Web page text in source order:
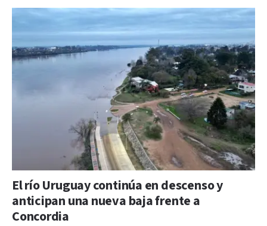
El río Uruguay continúa en descenso y
anticipan una nueva baja frente a
Concordia